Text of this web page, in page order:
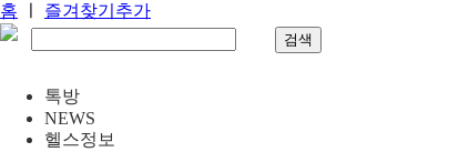
홈 즐겨찾기추가
톡방
NEWS
헬스정보